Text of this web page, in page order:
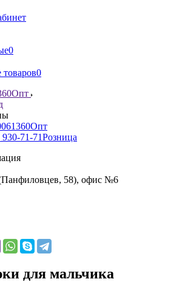
0
0
Опт
Опт
71-71Розница
58), офис №6
для мальчика